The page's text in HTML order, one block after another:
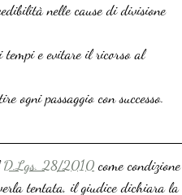
nelle cause di divisione
e evitare il ricorso al
ogni passaggio con successo.
D.Lgs. 28/2010 come condizione
tentata, il giudice dichiara la